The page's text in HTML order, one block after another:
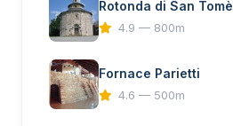
Rotonda di San Tomè
4.9 — 800m
Fornace Parietti
4.6 — 500m